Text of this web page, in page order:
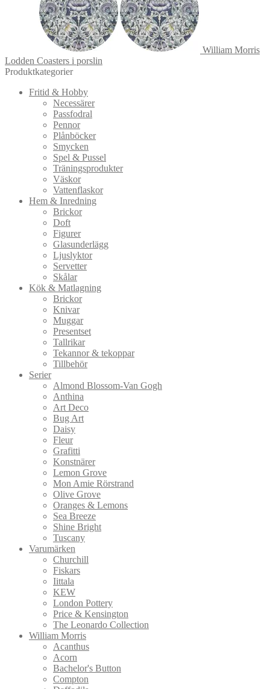
William Morris
Lodden Coasters i porslin
Produktkategorier
Fritid & Hobby
Necessärer
Passfodral
Pennor
Plånböcker
Smycken
Spel & Pussel
Träningsprodukter
Väskor
Vattenflaskor
Hem & Inredning
Brickor
Doft
Figurer
Glasunderlägg
Ljuslyktor
Servetter
Skålar
Kök & Matlagning
Brickor
Knivar
Muggar
Presentset
Tallrikar
Tekannor & tekoppar
Tillbehör
Serier
Almond Blossom-Van Gogh
Anthina
Art Deco
Bug Art
Daisy
Fleur
Grafitti
Konstnärer
Lemon Grove
Mon Amie Rörstrand
Olive Grove
Oranges & Lemons
Sea Breeze
Shine Bright
Tuscany
Varumärken
Churchill
Fiskars
Iittala
KEW
London Pottery
Price & Kensington
The Leonardo Collection
William Morris
Acanthus
Acorn
Bachelor's Button
Compton